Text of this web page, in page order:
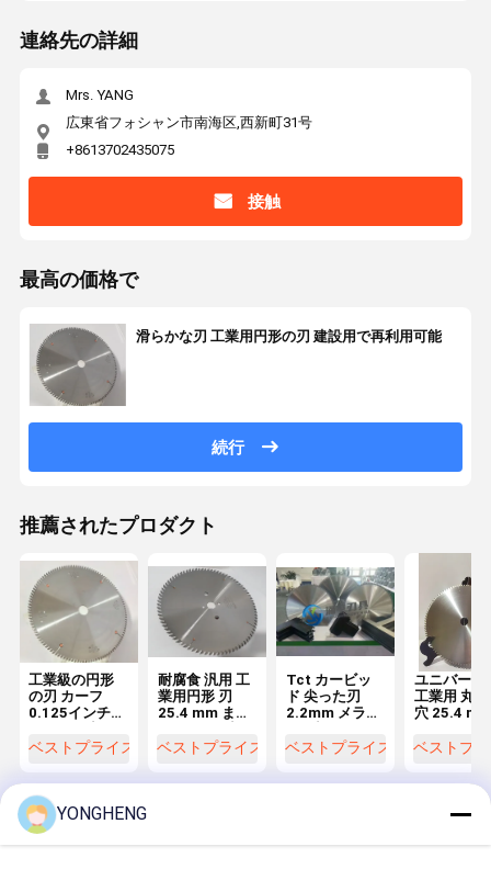
連絡先の詳細
Mrs. YANG
広東省フォシャン市南海区,西新町31号
+8613702435075
接触
最高の価格で
滑らかな刃 工業用円形の刃 建設用で再利用可能
続行
推薦されたプロダクト
工業級の円形
の刃 カーフ
0.125インチ
ベストプライス
耐腐食 汎用 工
業用円形 刃
25.4 mm また
ベストプライス
Tct カービッ
ド 尖った刃
2.2mm メラミ
ベストプライス
ユニバーサ
工業用 丸型
穴 25.4
ベストプ
YONGHENG